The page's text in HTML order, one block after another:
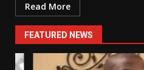
Read More
FEATURED NEWS